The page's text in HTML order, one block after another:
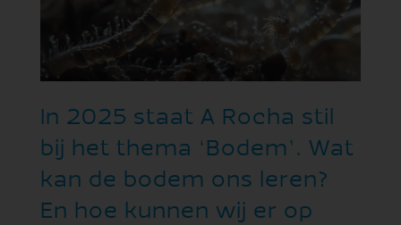
In 2025 staat A Rocha stil
bij het thema ‘Bodem’. Wat
kan de bodem ons leren?
En hoe kunnen wij er op